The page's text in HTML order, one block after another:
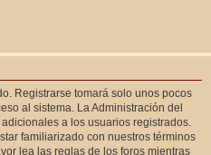
Registrarse tomará solo unos pocos
al sistema. La Administración del
a los usuarios registrados.
familiarizado con nuestros términos
lea las reglas de los foros mientras